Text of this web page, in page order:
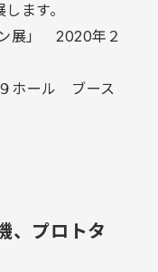
ます。
ン展」 2020年２
ホール ブース
、プロトタ